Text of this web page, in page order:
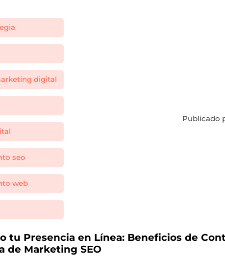
digital
seo
web
Publicado
tu Presencia en Línea: Beneficios de
de Marketing SEO